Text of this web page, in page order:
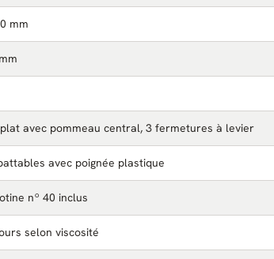
mm
avec pommeau central, 3 fermetures à levier
avec poignée plastique
nº 40 inclus
selon viscosité